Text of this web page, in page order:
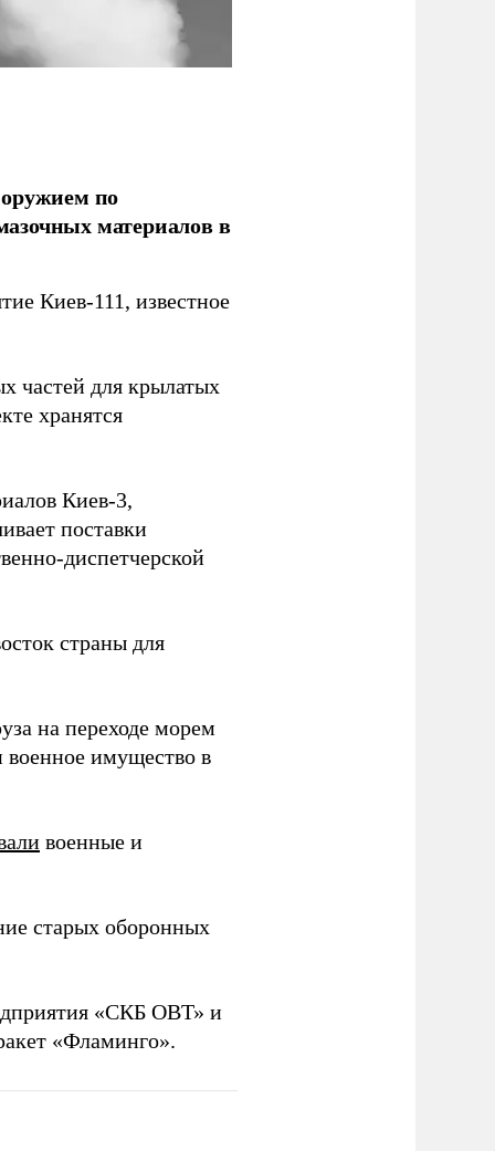
по
материалов в
Киев-111, известное
частей для крылатых
хранятся
Киев-3,
поставки
диспетчерской
страны для
на переходе морем
военное имущество в
военные и
старых оборонных
«СКБ ОВТ» и
«Фламинго».